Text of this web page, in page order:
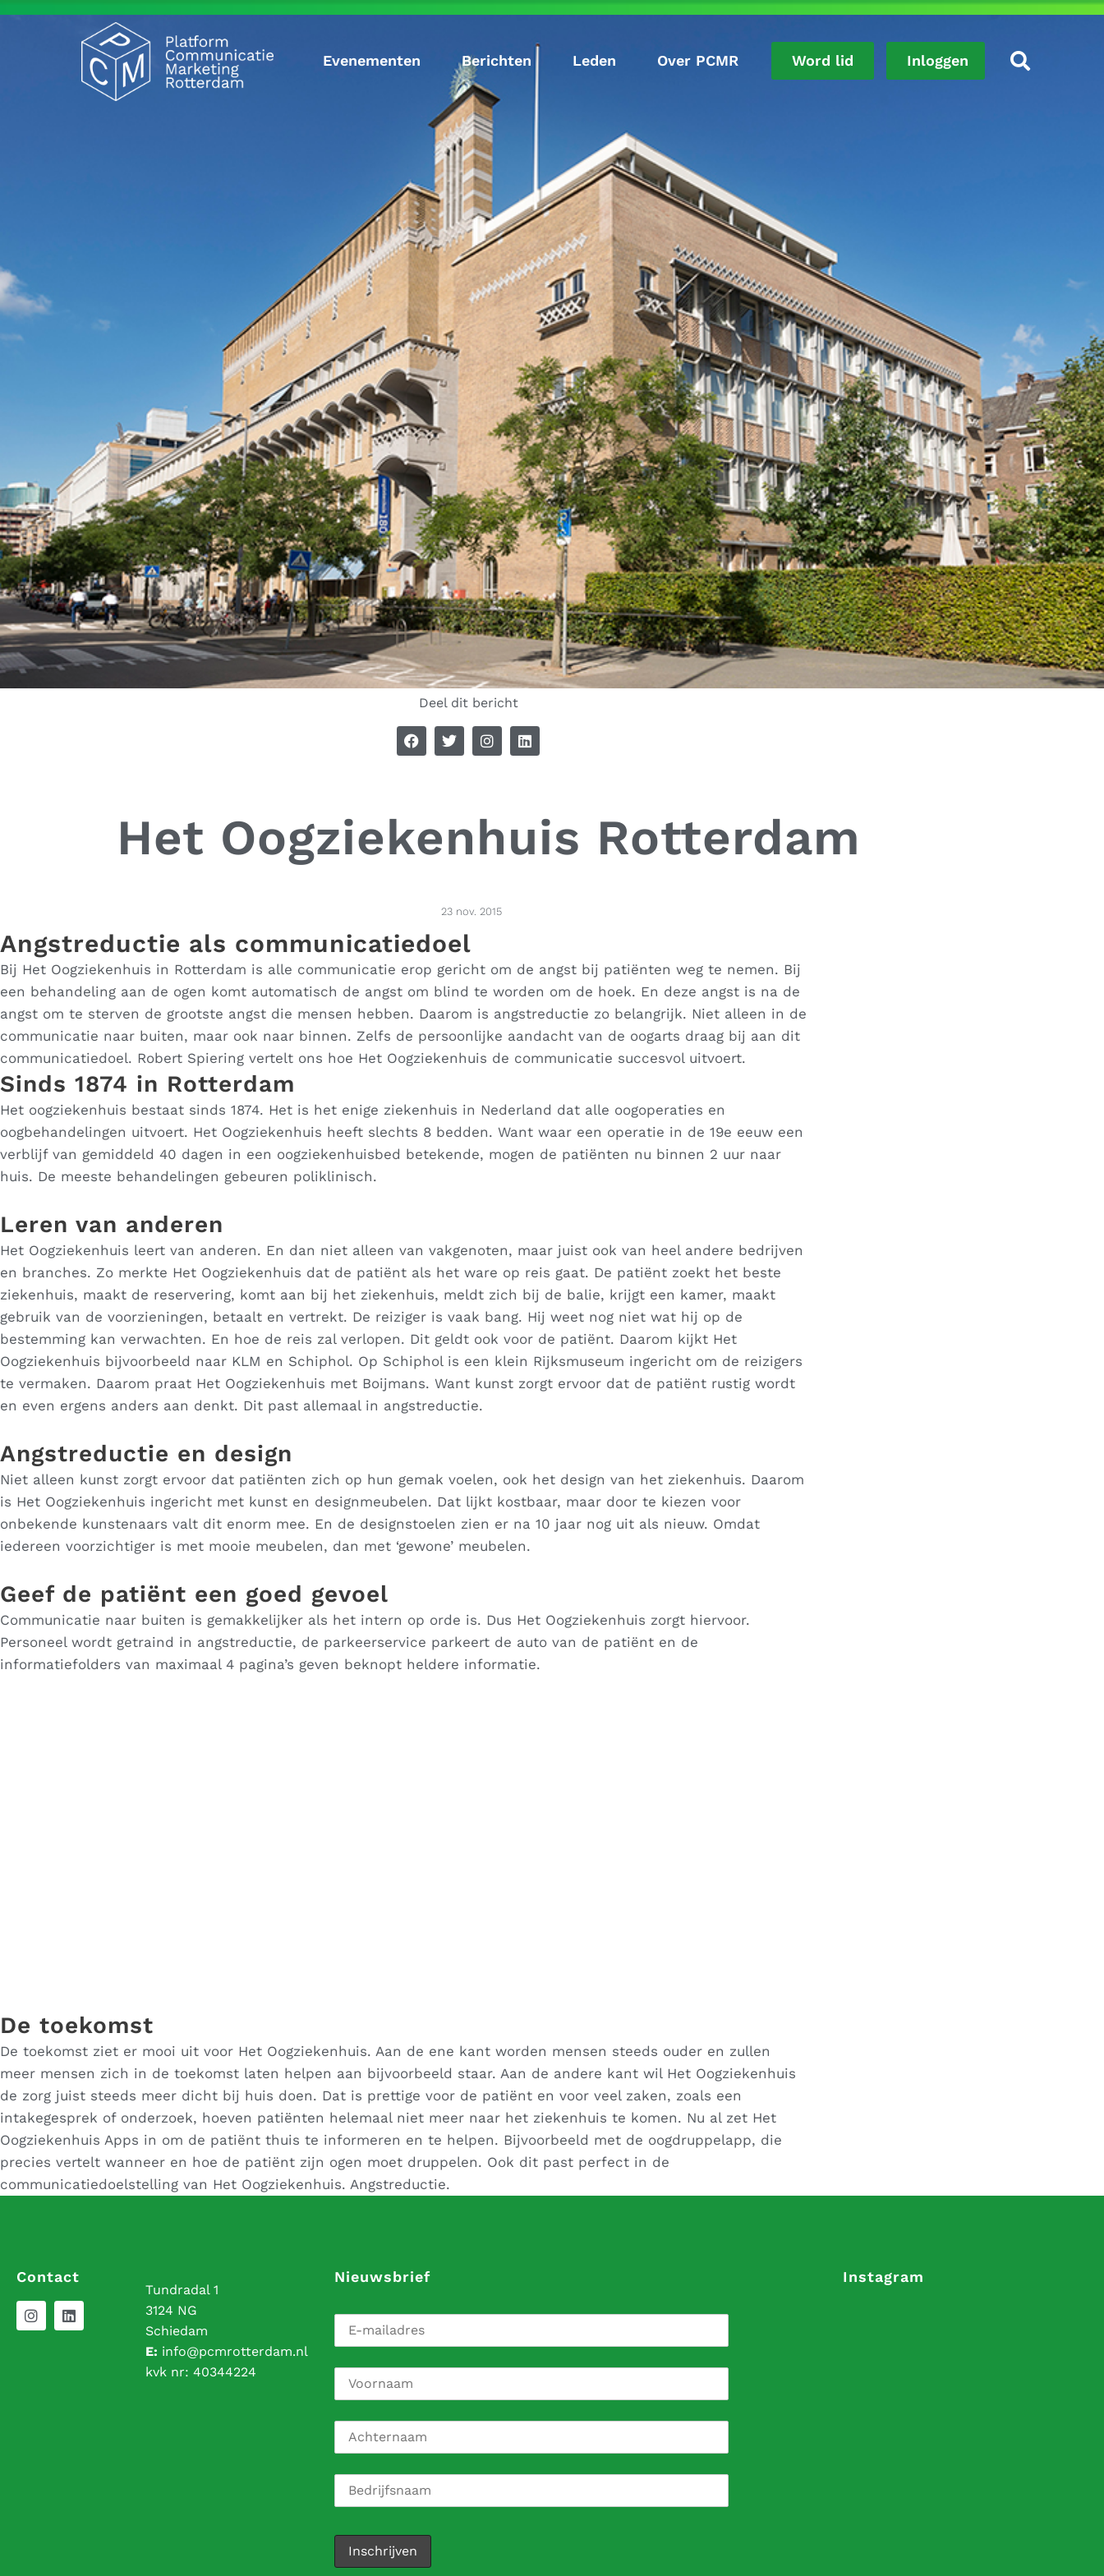
Evenementen Berichten Leden Over PCMR Word lid Inloggen
Deel dit bericht
Het Oogziekenhuis Rotterdam
23 nov. 2015
Angstreductie als communicatiedoel
Bij Het Oogziekenhuis in Rotterdam is alle communicatie erop gericht om de angst bij patiënten weg te nemen. Bij
een behandeling aan de ogen komt automatisch de angst om blind te worden om de hoek. En deze angst is na de
angst om te sterven de grootste angst die mensen hebben. Daarom is angstreductie zo belangrijk. Niet alleen in de
communicatie naar buiten, maar ook naar binnen. Zelfs de persoonlijke aandacht van de oogarts draag bij aan dit
communicatiedoel. Robert Spiering vertelt ons hoe Het Oogziekenhuis de communicatie succesvol uitvoert.
Sinds 1874 in Rotterdam
Het oogziekenhuis bestaat sinds 1874. Het is het enige ziekenhuis in Nederland dat alle oogoperaties en
oogbehandelingen uitvoert. Het Oogziekenhuis heeft slechts 8 bedden. Want waar een operatie in de 19e eeuw een
verblijf van gemiddeld 40 dagen in een oogziekenhuisbed betekende, mogen de patiënten nu binnen 2 uur naar
huis. De meeste behandelingen gebeuren poliklinisch.
Leren van anderen
Het Oogziekenhuis leert van anderen. En dan niet alleen van vakgenoten, maar juist ook van heel andere bedrijven
en branches. Zo merkte Het Oogziekenhuis dat de patiënt als het ware op reis gaat. De patiënt zoekt het beste
ziekenhuis, maakt de reservering, komt aan bij het ziekenhuis, meldt zich bij de balie, krijgt een kamer, maakt
gebruik van de voorzieningen, betaalt en vertrekt. De reiziger is vaak bang. Hij weet nog niet wat hij op de
bestemming kan verwachten. En hoe de reis zal verlopen. Dit geldt ook voor de patiënt. Daarom kijkt Het
Oogziekenhuis bijvoorbeeld naar KLM en Schiphol. Op Schiphol is een klein Rijksmuseum ingericht om de reizigers
te vermaken. Daarom praat Het Oogziekenhuis met Boijmans. Want kunst zorgt ervoor dat de patiënt rustig wordt
en even ergens anders aan denkt. Dit past allemaal in angstreductie.
Angstreductie en design
Niet alleen kunst zorgt ervoor dat patiënten zich op hun gemak voelen, ook het design van het ziekenhuis. Daarom
is Het Oogziekenhuis ingericht met kunst en designmeubelen. Dat lijkt kostbaar, maar door te kiezen voor
onbekende kunstenaars valt dit enorm mee. En de designstoelen zien er na 10 jaar nog uit als nieuw. Omdat
iedereen voorzichtiger is met mooie meubelen, dan met ‘gewone’ meubelen.
Geef de patiënt een goed gevoel
Communicatie naar buiten is gemakkelijker als het intern op orde is. Dus Het Oogziekenhuis zorgt hiervoor.
Personeel wordt getraind in angstreductie, de parkeerservice parkeert de auto van de patiënt en de
informatiefolders van maximaal 4 pagina’s geven beknopt heldere informatie.
De toekomst
De toekomst ziet er mooi uit voor Het Oogziekenhuis. Aan de ene kant worden mensen steeds ouder en zullen
meer mensen zich in de toekomst laten helpen aan bijvoorbeeld staar. Aan de andere kant wil Het Oogziekenhuis
de zorg juist steeds meer dicht bij huis doen. Dat is prettige voor de patiënt en voor veel zaken, zoals een
intakegesprek of onderzoek, hoeven patiënten helemaal niet meer naar het ziekenhuis te komen. Nu al zet Het
Oogziekenhuis Apps in om de patiënt thuis te informeren en te helpen. Bijvoorbeeld met de oogdruppelapp, die
precies vertelt wanneer en hoe de patiënt zijn ogen moet druppelen. Ook dit past perfect in de
communicatiedoelstelling van Het Oogziekenhuis. Angstreductie.
Contact
Tundradal 1
3124 NG
Schiedam
E: info@pcmrotterdam.nl
kvk nr: 40344224
Nieuwsbrief Instagram